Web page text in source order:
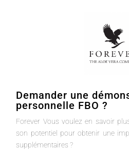
Demander une
personnelle FBO ?
Forever Vous voulez en savoir
son potentiel pour obtenir une
supplémentaires ?